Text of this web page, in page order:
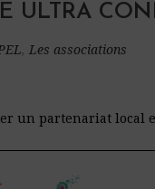
ULTRA
, Les associations
un partenariat local